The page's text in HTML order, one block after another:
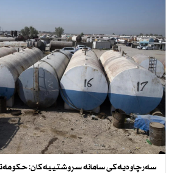
سەرچاوەیەكی سامانە سروشتییەكان: